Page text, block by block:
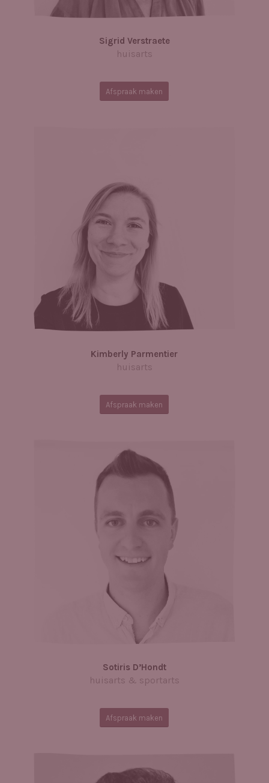
Sigrid Verstraete
huisarts
Afspraak maken
Kimberly Parmentier
huisarts
Afspraak maken
Sotiris D’Hondt
huisarts & sportarts
Afspraak maken